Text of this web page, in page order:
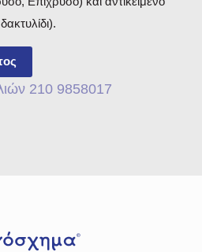
210 9858017